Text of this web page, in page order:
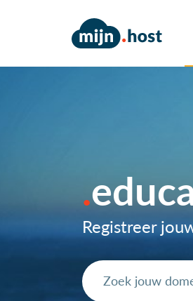
Registreer